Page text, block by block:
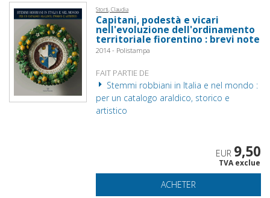
Storti, Claudia
Capitani, podestà e vicari
nell'evoluzione dell'ordinamento
territoriale fiorentino : brevi note
2014 - Polistampa
FAIT PARTIE DE
Stemmi robbiani in Italia e nel mondo :
per un catalogo araldico, storico e
artistico
EUR 9,50
TVA exclue
ACHETER